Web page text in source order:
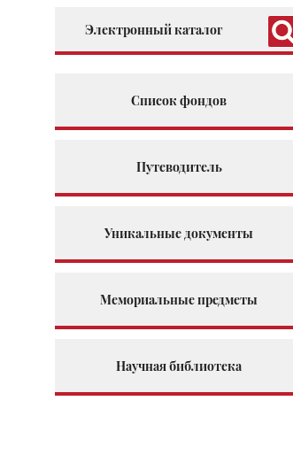
Электронный каталог
Список фондов
Путеводитель
Уникальные документы
Мемориальные предметы
Научная библиотека